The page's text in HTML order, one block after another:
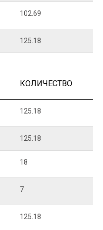
102.69
125.18
КОЛИЧЕСТВО
125.18
125.18
18
7
125.18